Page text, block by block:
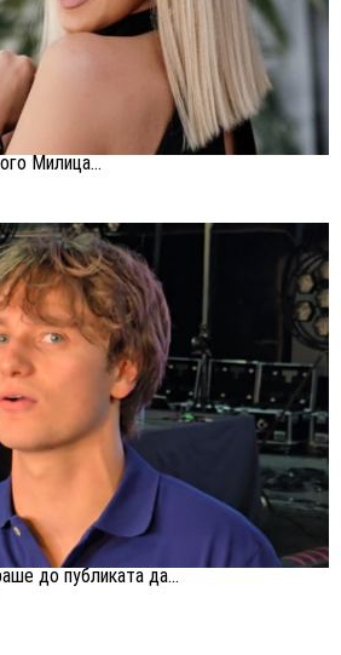
Милица...
до публиката да...